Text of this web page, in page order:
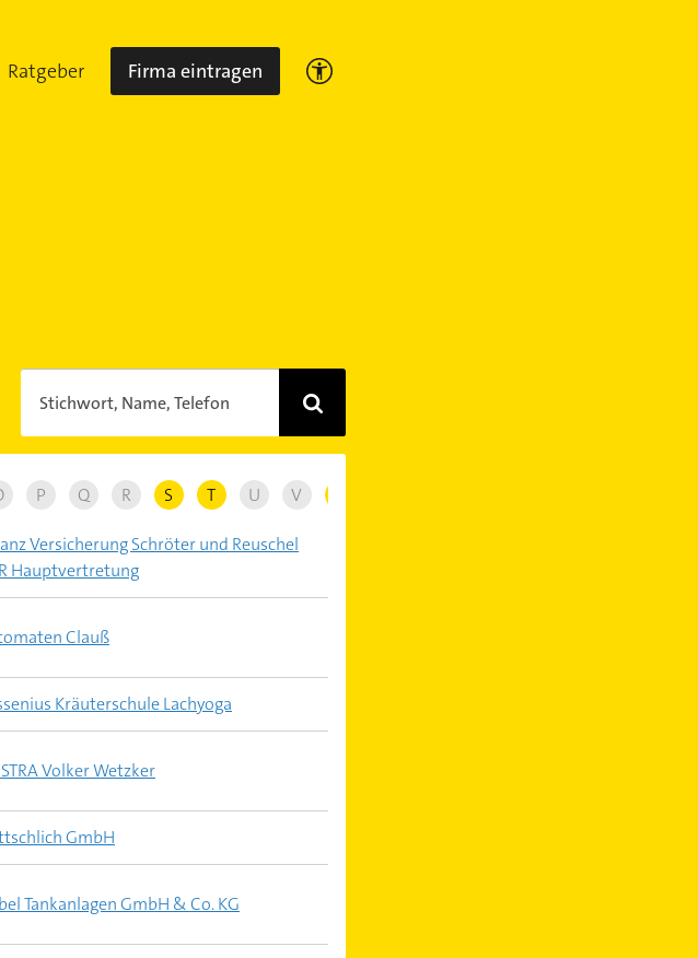
Ratgeber Firma eintragen
Stichwort, Name, Telefon
P Q R S T U V
Versicherung Schröter und Reuschel
Hauptvertretung
Clauß
Kräuterschule Lachyoga
Volker Wetzker
GmbH
Tankanlagen GmbH & Co. KG